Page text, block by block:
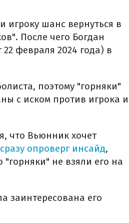
игроку шанс вернуться в
После чего Богдан
февраля 2024 года) в
поэтому "горняки"
с иском против игрока и
что Вьюнник хочет
опроверг инсайд,
не взяли его на
заинтересована его